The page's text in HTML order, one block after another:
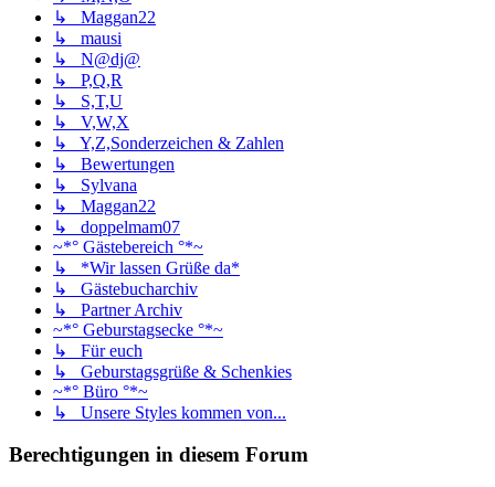
↳ Maggan22
↳ mausi
↳ N@dj@
↳ P,Q,R
↳ S,T,U
↳ V,W,X
↳ Y,Z,Sonderzeichen & Zahlen
↳ Bewertungen
↳ Sylvana
↳ Maggan22
↳ doppelmam07
~*° Gästebereich °*~
↳ *Wir lassen Grüße da*
↳ Gästebucharchiv
↳ Partner Archiv
~*° Geburstagsecke °*~
↳ Für euch
↳ Geburstagsgrüße & Schenkies
~*° Büro °*~
↳ Unsere Styles kommen von...
Berechtigungen in diesem Forum